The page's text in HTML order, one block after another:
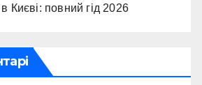
Києві: повний гід 2026